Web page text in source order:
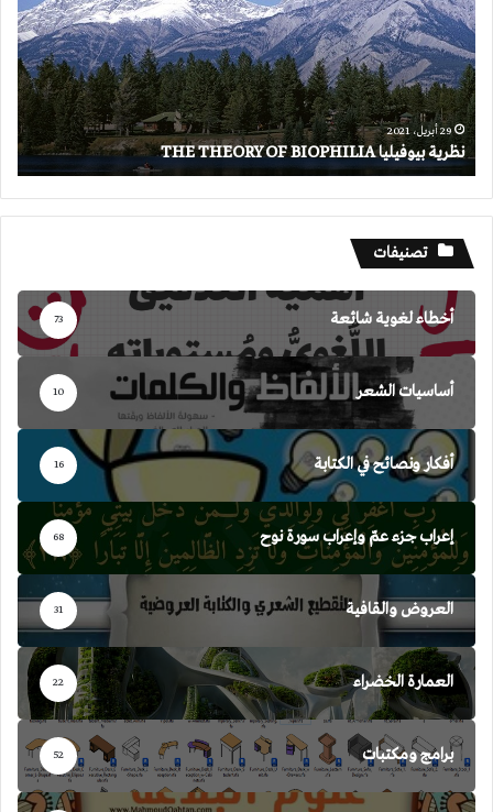
THEORY
OF
BIOPHILIA
29 أبريل، 2021
نظرية بيوفيليا THE THEORY OF BIOPHILIA
تصنيفات
أخطاء لغوية شائعة 73
أساسيات الشعر 10
أفكار ونصائح في الكتابة 16
إعراب جزء عمّ وإعراب سورة نوح 68
العروض والقافية 31
العمارة الخضراء 22
برامج ومكتبات 52